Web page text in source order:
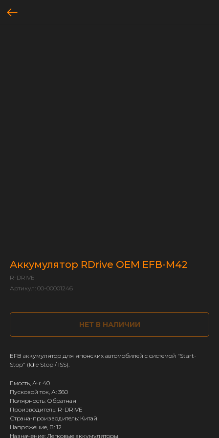
Аккумулятор RDrive OEM EFB-M42
R-DRIVE
Артикул: 00-00001246
НЕТ В НАЛИЧИИ
EFB аккумулятор для японских автомобилей с системой "Start-
Stop" (Idle Stop / ISS).
Емость, Ач: 40
Пусковой ток, А: 360
Полярность: Обратная
Производитель: R-DRIVE
Страна-производитель: Китай
Напряжение, В: 12
Назначение: Легковые аккумуляторы